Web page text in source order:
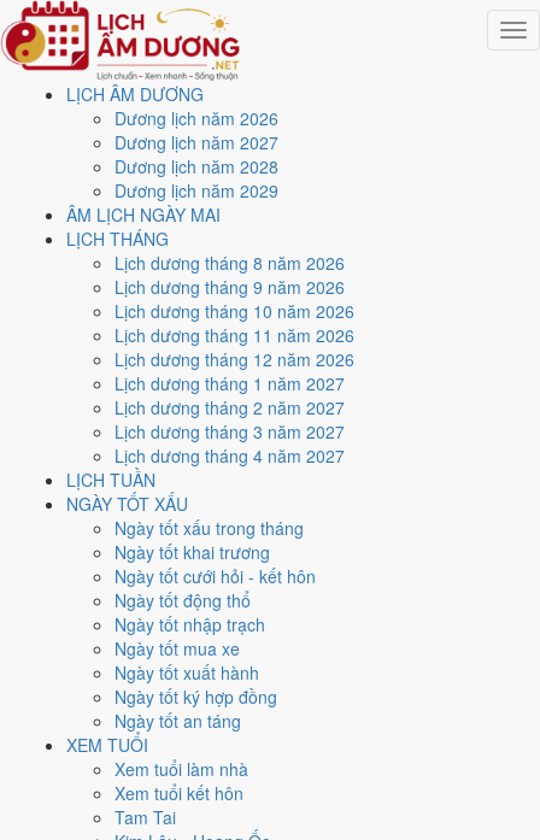
LỊCH ÂM DƯƠNG
Dương lịch năm 2026
Dương lịch năm 2027
Dương lịch năm 2028
Dương lịch năm 2029
ÂM LỊCH NGÀY MAI
LỊCH THÁNG
Lịch dương tháng 8 năm 2026
Lịch dương tháng 9 năm 2026
Lịch dương tháng 10 năm 2026
Lịch dương tháng 11 năm 2026
Lịch dương tháng 12 năm 2026
Lịch dương tháng 1 năm 2027
Lịch dương tháng 2 năm 2027
Lịch dương tháng 3 năm 2027
Lịch dương tháng 4 năm 2027
LỊCH TUẦN
NGÀY TỐT XẤU
Ngày tốt xấu trong tháng
Ngày tốt khai trương
Ngày tốt cưới hỏi - kết hôn
Ngày tốt động thổ
Ngày tốt nhập trạch
Ngày tốt mua xe
Ngày tốt xuất hành
Ngày tốt ký hợp đồng
Ngày tốt an táng
XEM TUỔI
Xem tuổi làm nhà
Xem tuổi kết hôn
Tam Tai
Trang chủ
Lịch năm 2026
Tháng 5/2026
Ngày 7/5/2026 (Tân Tỵ)
Xem ngày7/5/2026
lịch - Ngày 21/3 âm lịch
(Tân Tỵ) tốt hay xấu?
Ngày 7/5/2026 dương lịch (Thứ Năm) là ngày 21/3/2026 âm lịch
Tân Tỵ- Chi khắc Can, Trực Trừ, Sao Đẩu, nạp âm Bạch
Lạp Kim. Tổng hòa, đây làNgày Bình Hòavới điểm trung bình
cho các việc quan trọng. Giờ Hoàng Đạo trong ngày:
Mùi, Tuất, Hợi.
Ngày Dương
Tháng 5 năm 2026
Tháng 3 âm năm 2026
Tiết Lập Hạ
Mậu Tý